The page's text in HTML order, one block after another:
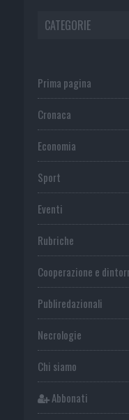
CATEGORIE
Prima pagina
Cronaca
Economia
Sport
Eventi
Rubriche
Cooperazione e
Publiredazionali
Necrologie
Chi siamo
Abbonati